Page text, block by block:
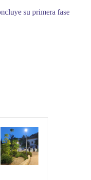
su primera fase